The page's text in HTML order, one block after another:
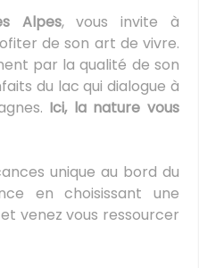
Alpes, vous invite à
de son art de vivre.
par la qualité de son
du lac qui dialogue à
Ici, la nature vous
unique au bord du
en choisissant une
venez vous ressourcer